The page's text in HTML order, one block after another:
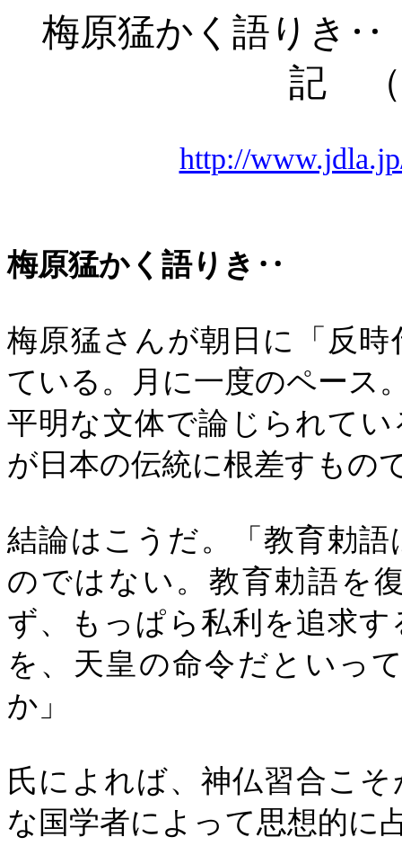
梅原猛かく語りき‥
記 （
http://
梅原猛かく語りき‥
梅原猛さんが朝日に「反
ている。月に一度のペース
平明な文体で論じられて
が日本の伝統に根差すもの
結論はこうだ。「教育勅
のではない。教育勅語を
ず、もっぱら私利を追求
を、天皇の命令だといっ
か」
氏によれば、神仏習合こ
な国学者によって思想的に